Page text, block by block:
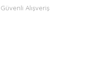
Güvenli Alışveriş